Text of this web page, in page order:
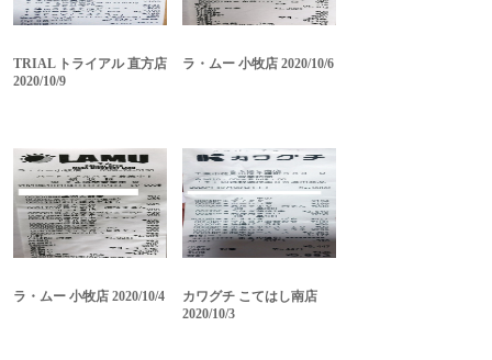
TRIAL トライアル 直方店
2020/10/9
ラ・ムー 小牧店 2020/10/6
ラ・ムー 小牧店 2020/10/4
カワグチ こてはし南店
2020/10/3